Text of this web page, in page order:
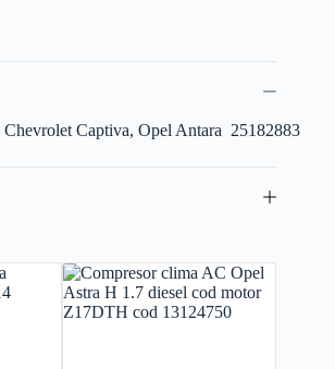
Chevrolet Captiva, Opel Antara 25182883